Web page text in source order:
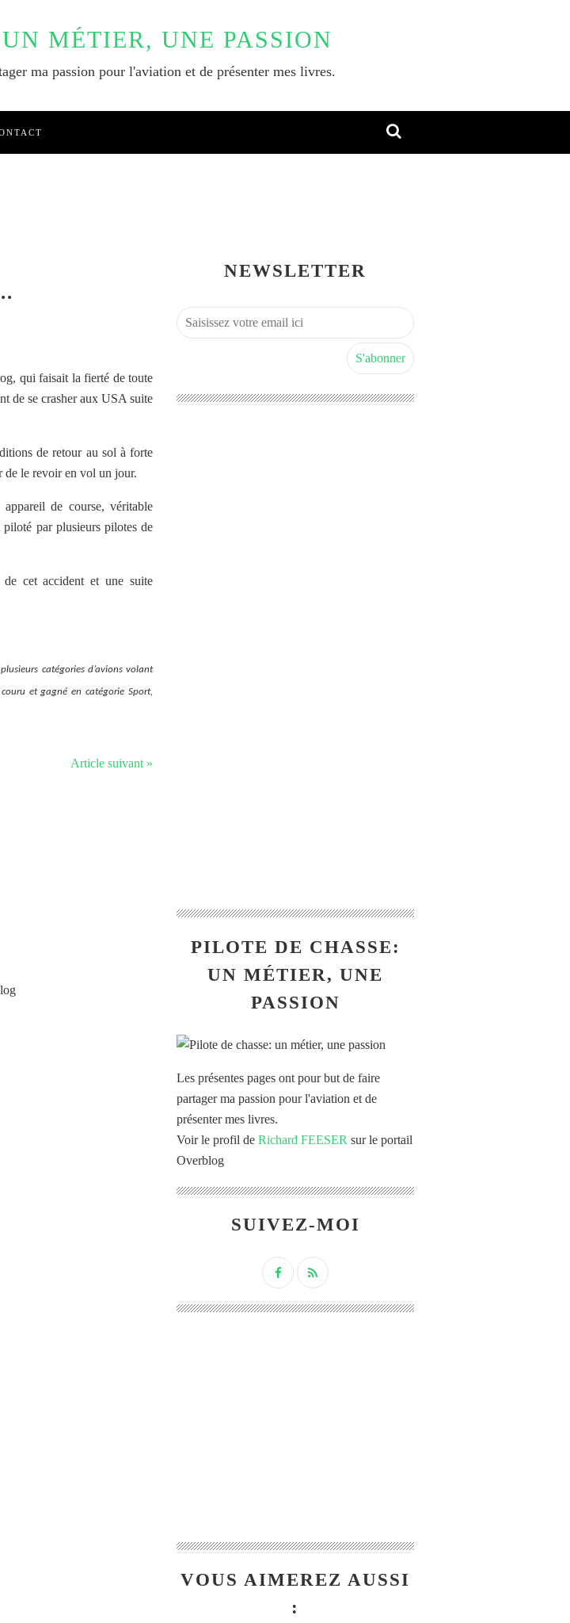
MÉTIER, UNE PASSION
ma passion pour l'aviation et de présenter mes livres.
qui faisait la fierté de toute
de se crasher aux USA suite
de retour au sol à forte
de le revoir en vol un jour.
de course, véritable
par plusieurs pilotes de
cet accident et une suite
catégories d’avions volant
et gagné en catégorie Sport,
Article suivant »
NEWSLETTER
PILOTE DE CHASSE:
UN MÉTIER, UNE
PASSION
Les présentes pages ont pour but de faire
partager ma passion pour l'aviation et de
présenter mes livres.
Voir le profil de Richard FEESER sur le portail
Overblog
SUIVEZ-MOI
VOUS AIMEREZ AUSSI
: